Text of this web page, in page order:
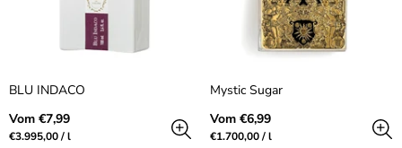
BLU INDACO
Regulärer
Preis
Vom €7,99
Preis
€3.995,00/pro
l
Mystic Sugar
Regulärer
Preis
Vom €6,99
Preis
€1.700,00/pro
l